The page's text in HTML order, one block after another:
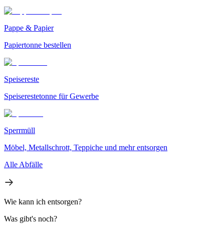
Pappe & Papier
Papiertonne bestellen
Speisereste
Speiserestetonne für Gewerbe
Sperrmüll
Möbel, Metallschrott, Teppiche und mehr entsorgen
Alle Abfälle
Wie kann ich entsorgen?
Was gibt's noch?